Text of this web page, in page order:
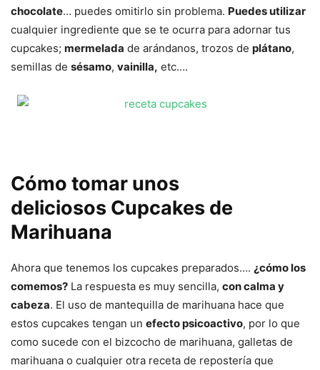
chocolate… puedes omitirlo sin problema. Puedes utilizar
cualquier ingrediente que se te ocurra para adornar tus
cupcakes; mermelada de arándanos, trozos de plátano,
semillas de sésamo, vainilla, etc….
Cómo tomar unos
deliciosos Cupcakes de
Marihuana
Ahora que tenemos los cupcakes preparados…. ¿cómo los
comemos? La respuesta es muy sencilla, con calma y
cabeza. El uso de mantequilla de marihuana hace que
estos cupcakes tengan un efecto psicoactivo, por lo que
como sucede con el bizcocho de marihuana, galletas de
marihuana o cualquier otra receta de repostería que